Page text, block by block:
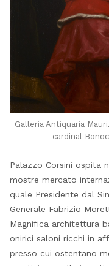
Galleria Antiquaria
cardinal
Palazzo Corsini ospita
mostre mercato
quale Presidente dal
Generale Fabrizio
Magnifica architettura
onirici saloni ricchi in
presso cui ostentano